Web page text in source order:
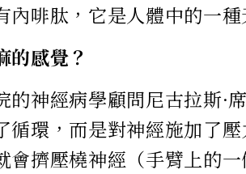
內啡肽，它是人體中的一種
的感覺？
的神經病學顧問尼古拉斯·
循環，而是對神經施加了
會擠壓橈神經（手臂上的